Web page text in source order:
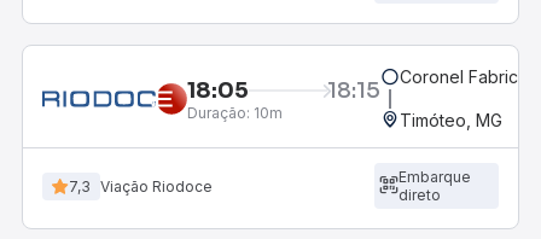
18:05 18:15
Duração: 10m
Coronel
Timóteo, MG
7,3 Viação Riodoce
Embarque
direto